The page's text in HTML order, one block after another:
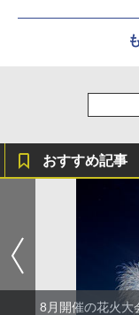
おすすめ記事
8月開催の花火大